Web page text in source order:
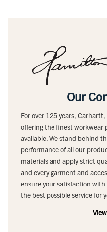
Our
For over 125 years,
offering the finest workwear
available. We stand behind
performance of all our
materials and apply strict
and every garment and
ensure your satisfaction
the best possible service for